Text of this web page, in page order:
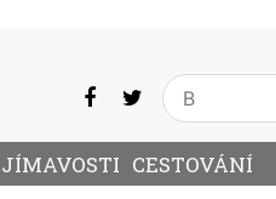
CESTOVÁNÍ